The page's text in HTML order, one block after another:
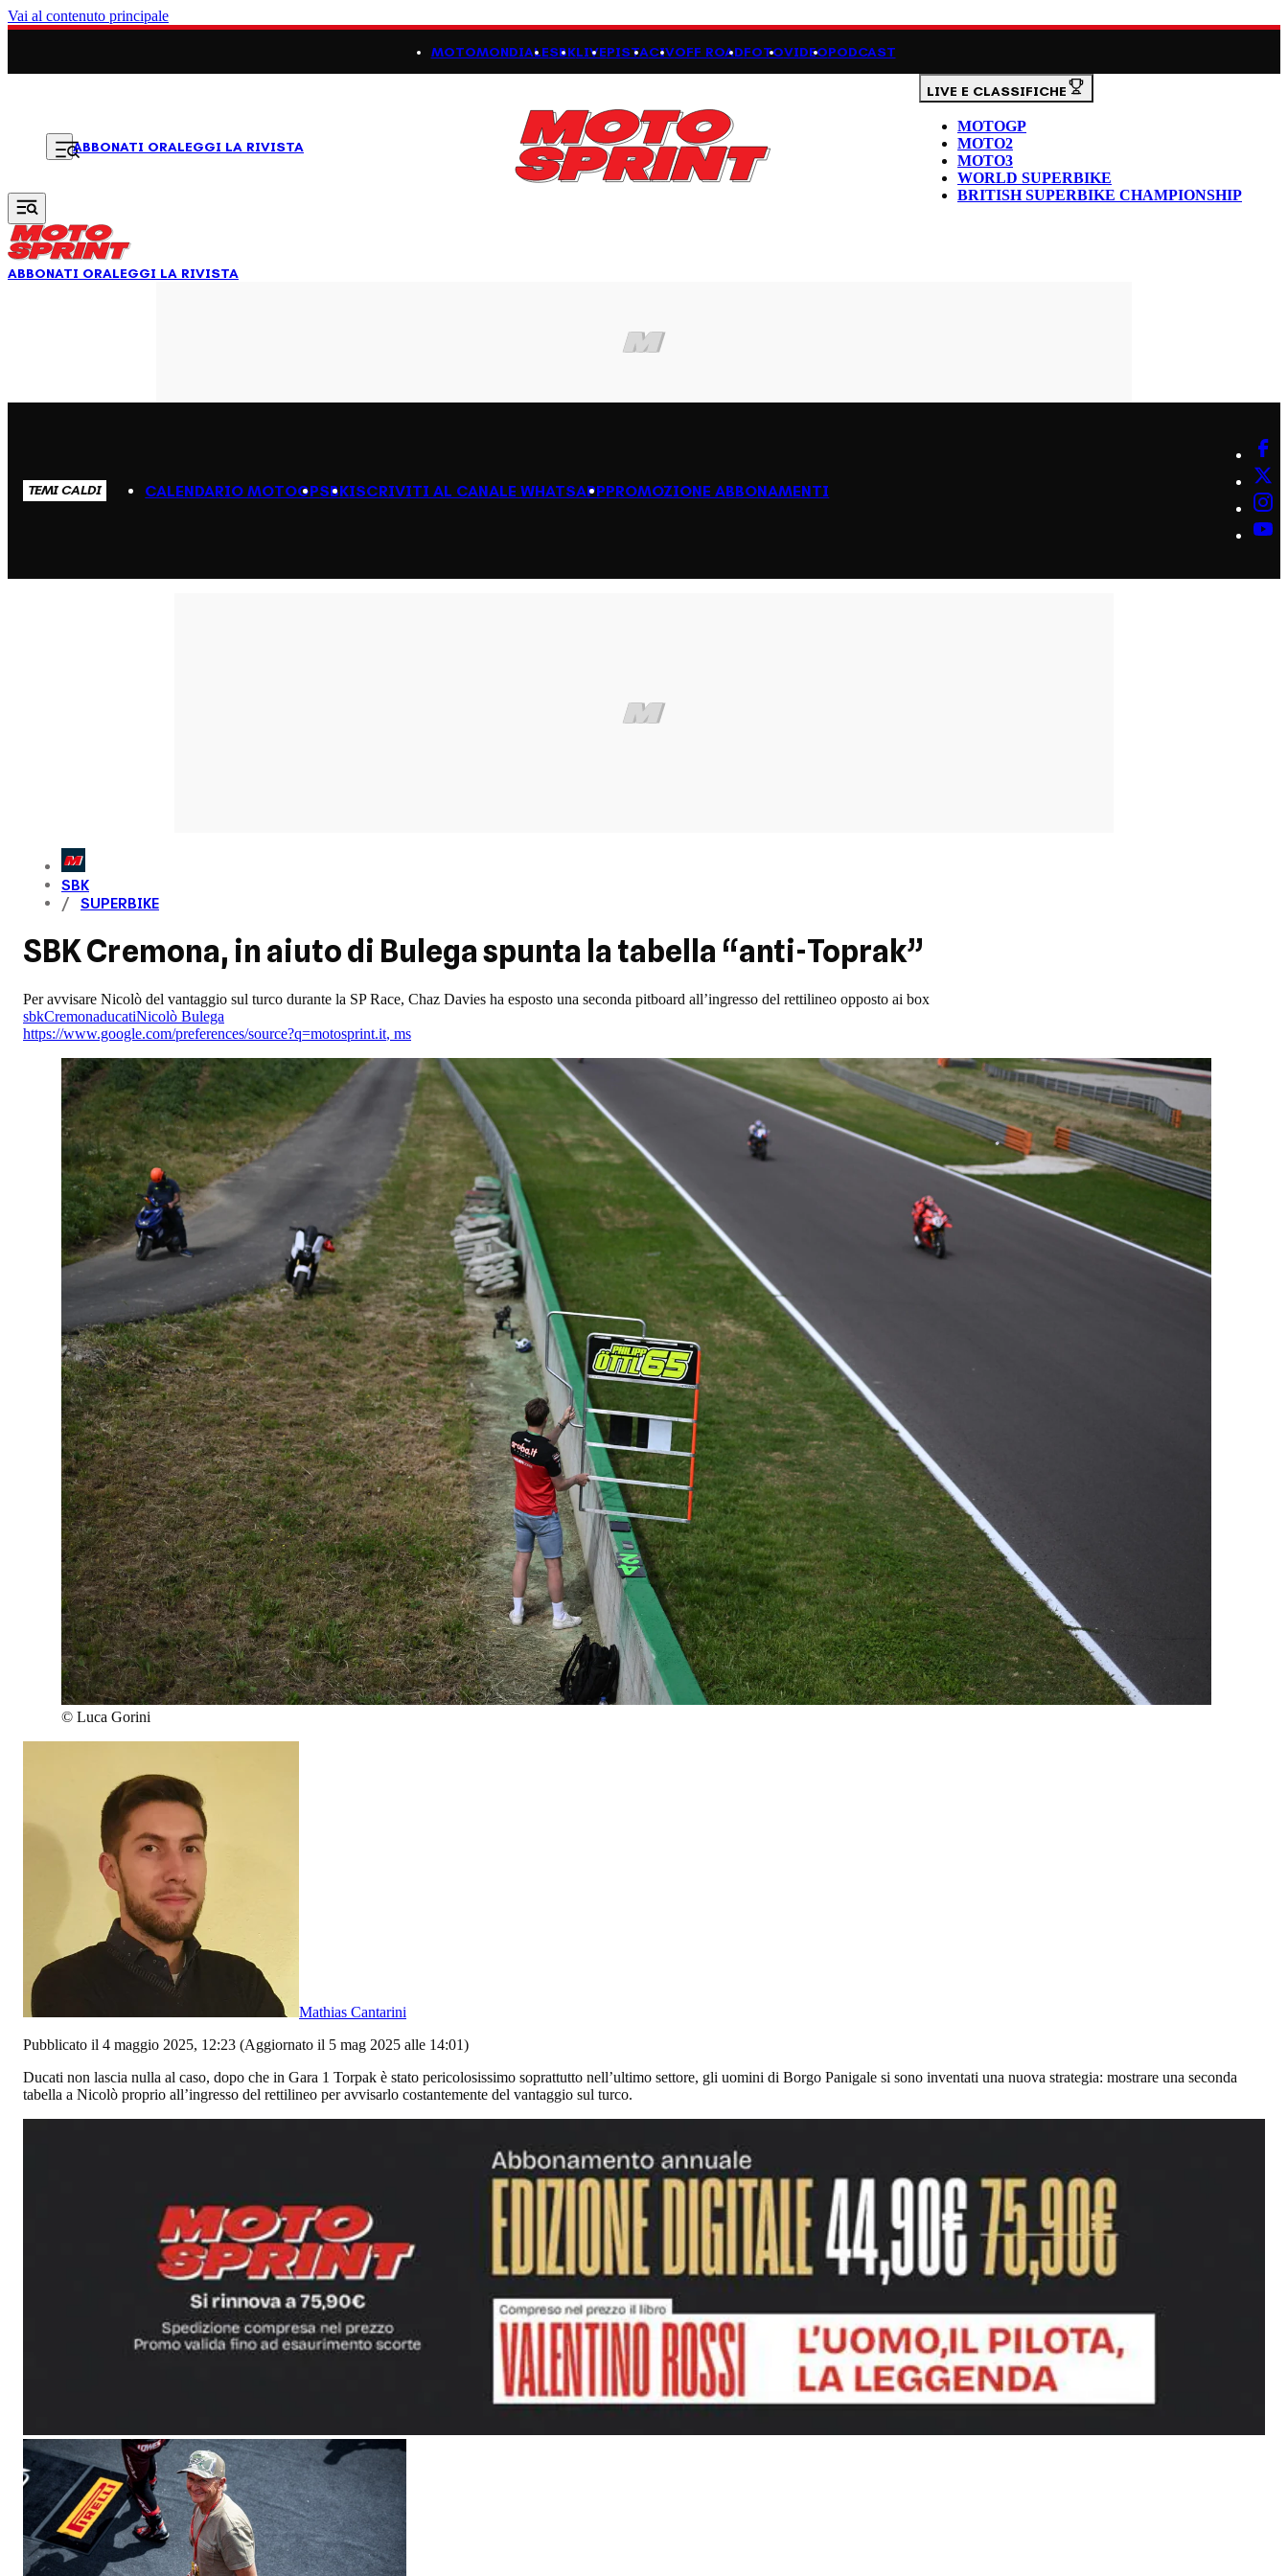
Vai al contenuto principale
MOTOMONDIALESBKLIVEPISTACIVOFF ROADFOTOVIDEOPODCAST
ABBONATI ORALEGGI LA RIVISTA
LIVE E CLASSIFICHE
MOTOGP
MOTO2
MOTO3
WORLD SUPERBIKE
BRITISH SUPERBIKE CHAMPIONSHIP
ABBONATI ORALEGGI LA RIVISTA
TEMI CALDI CALENDARIO MOTOGPSBKISCRIVITI AL CANALE WHATSAPPPROMOZIONE ABBONAMENTI
SBK
SUPERBIKE
SBK Cremona, in aiuto di Bulega spunta la tabella “anti-Toprak”
Per avvisare Nicolò del vantaggio sul turco durante la SP Race, Chaz Davies ha esposto una seconda pitboard all’ingresso del rettilineo opposto ai box
sbkCremonaducatiNicolò Bulega
https://www.google.com/preferences/source?q=motosprint.it, ms
© Luca Gorini
Mathias Cantarini
Pubblicato il 4 maggio 2025, 12:23 (Aggiornato il 5 mag 2025 alle 14:01)
Ducati non lascia nulla al caso, dopo che in Gara 1 Torpak è stato pericolosissimo soprattutto nell’ultimo settore, gli uomini di Borgo Panigale si sono inventati una nuova strategia: mostrare una seconda
tabella a Nicolò proprio all’ingresso del rettilineo per avvisarlo costantemente del vantaggio sul turco.